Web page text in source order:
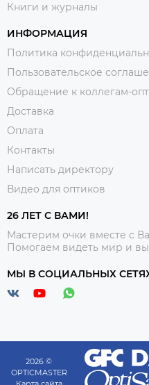
Книги и журналы
ИНФОРМАЦИЯ
Политика
Пользовательское
Обращение к коллегам-
Доставка
Оплата
Контакты
Написать директору
Видео для оптиков
26 ЛЕТ С ВАМИ!
Мастерим очки вместе с
Помогаем видеть мир и
МЫ В СОЦИАЛЬНЫХ
2026 ©
OPTICMASTER